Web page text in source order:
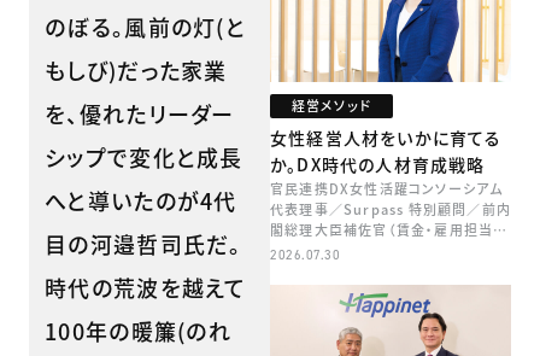
のぼる。風前の灯(と
もしび)だった家業
を、優れたリーダー
シップで変化と成長
へと導いたのが4代
目の河邉哲司氏だ。
時代の荒波を越えて
100年の暖簾(のれ
経営メソッド
女性経営人材をいかに育てる
か。DX時代の人材育成戦略
官民連携DX女性活躍コンソーシアム
代表理事／Surpass 特別顧問／前内
閣総理大臣補佐官（賃金・雇用担当）
矢田 稚子
2026.07.30